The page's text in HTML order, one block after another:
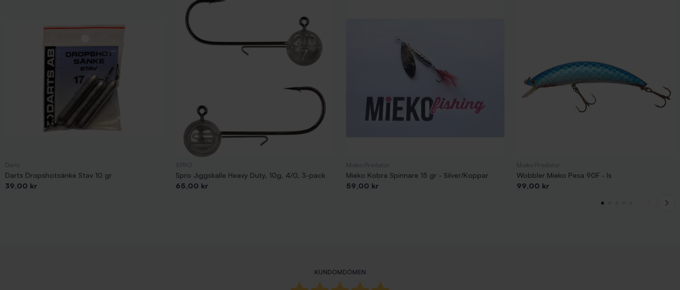
Darts Dropshotsänke Stav 10 gr
Pris
39,00 kr
Spro Jiggskalle Heavy Duty, 10g, 4/0, 3-pack
Pris
65,00 kr
Mieko Kobra Spinnare 15 gr - Silver/Koppar
Pris
59,00 kr
Wobbler Mieko Pesa 90F - Is
Pris
99,00 kr
KUNDOMDÖMEN